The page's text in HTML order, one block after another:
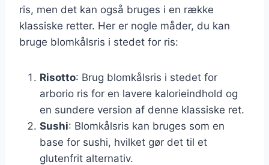
ris, men det kan også bruges i en række
klassiske retter. Her er nogle måder, du kan
bruge blomkålsris i stedet for ris:
Risotto: Brug blomkålsris i stedet for
arborio ris for en lavere kalorieindhold og
en sundere version af denne klassiske ret.
Sushi: Blomkålsris kan bruges som en
base for sushi, hvilket gør det til et
glutenfrit alternativ.